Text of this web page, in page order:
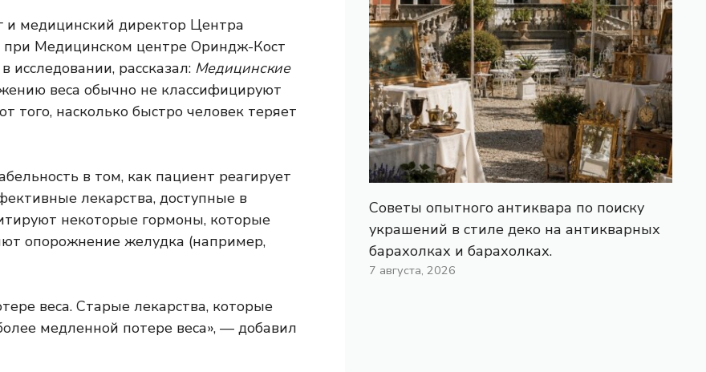
медицинский директор Центра
при Медицинском центре Ориндж-Кост
рассказал: Медицинские
веса обычно не классифицируют
того, насколько быстро человек теряет
в том, как пациент реагирует
лекарства, доступные в
некоторые гормоны, которые
опорожнение желудка (например,
веса. Старые лекарства, которые
медленной потере веса», — добавил
Советы опытного антиквара по поиску
украшений в стиле деко на антикварных
барахолках и барахолках.
7 августа, 2026